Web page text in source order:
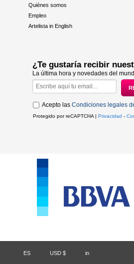
Quiénes somos
Empleo
Artelista in English
¿Te gustaría recibir
La última hora y novedades del
Acepto las Condiciones legales
Protegido por reCAPTCHA | Privacidad -
ES USD $ in